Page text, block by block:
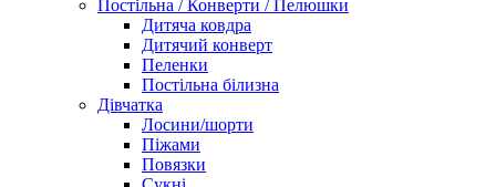
Постільна / Конверти / Пелюшки
Дитяча ковдра
Дитячий конверт
Пеленки
Постільна білизна
Дівчатка
Лосини/шорти
Піжами
Повязки